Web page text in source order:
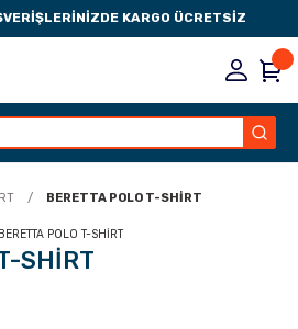
KARGO ÜCRETSİZ
Dön
Dön
Dön
Dön
BERETTA POLO T-SHİRT
SHİRT